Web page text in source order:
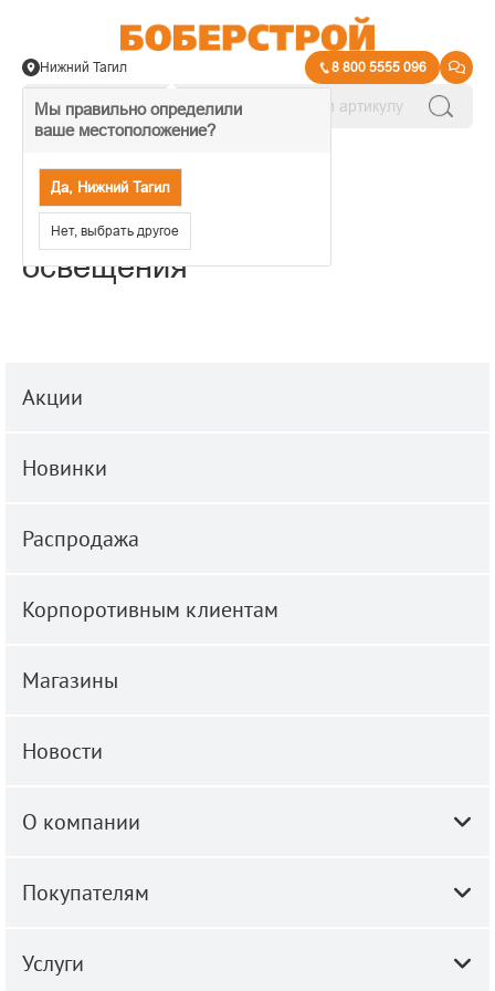
Мы правильно определили
ваше местоположение?
Да, Нижний Тагил
Нет, выбрать другое
Нижний Тагил 8 800 5555 096
Трековые системы
освещения
Акции
Новинки
Распродажа
Корпоротивным клиентам
Магазины
Новости
О компании
Покупателям
Услуги